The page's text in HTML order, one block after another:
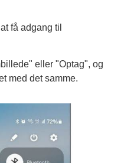
få adgang til
eller "Optag", og
med det samme.